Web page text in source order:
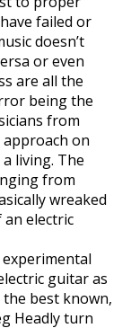
failed or
doesn’t
or even
are all the
being the
from
on
living. The
from
wreaked
electric
guitar as
best known,
Headly turn